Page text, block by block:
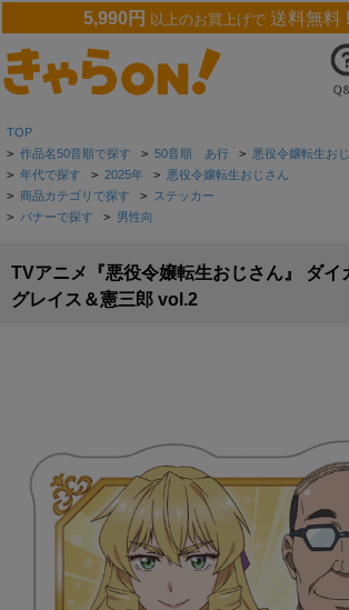
5,990円 以上のお買上げで 送料無料 !
TOP
> 作品名50音順で探す > 50音順 あ行 > 悪役令嬢転生おじ
> 年代で探す > 2025年 > 悪役令嬢転生おじさん
> 商品カテゴリで探す > ステッカー
> バナーで探す > 男性向
TVアニメ『悪役令嬢転生おじさん』 ダイ
グレイス＆憲三郎 vol.2